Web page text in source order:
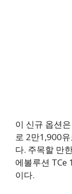
이 신규 옵션
로 2만1,900
다. 주목할 만
에볼루션 TCe
이다.